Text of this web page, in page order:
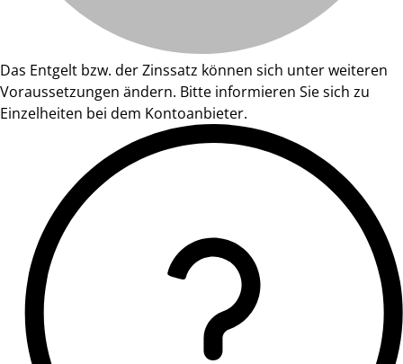
Das Entgelt bzw. der Zinssatz können sich unter weiteren
Voraussetzungen ändern. Bitte informieren Sie sich zu
Einzelheiten bei dem Kontoanbieter.